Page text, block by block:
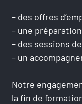
– des offres
– une
– des sessions
– un
Notre
la fin de
Prénom
Nom